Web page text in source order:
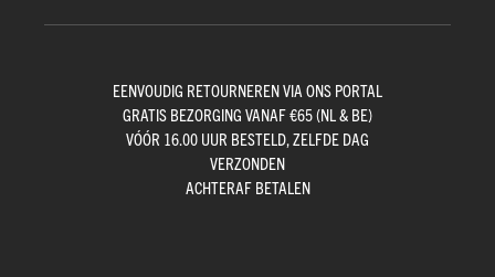
EENVOUDIG RETOURNEREN VIA ONS PORTAL
GRATIS BEZORGING VANAF €65 (NL & BE)
VÓÓR 16.00 UUR BESTELD, ZELFDE DAG
VERZONDEN
ACHTERAF BETALEN